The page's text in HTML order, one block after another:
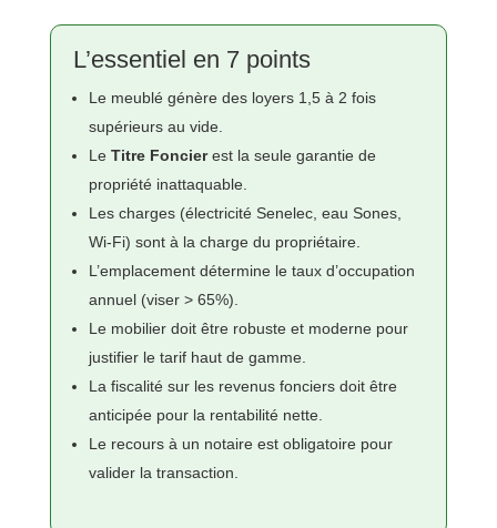
L’essentiel en 7 points
Le meublé génère des loyers 1,5 à 2 fois
supérieurs au vide.
Le Titre Foncierest la seule garantie de
propriété inattaquable.
Les charges (électricité Senelec, eau Sones,
Wi-Fi) sont à la charge du propriétaire.
L’emplacement détermine le taux d’occupation
annuel (viser > 65%).
Le mobilier doit être robuste et moderne pour
justifier le tarif haut de gamme.
La fiscalité sur les revenus fonciers doit être
anticipée pour la rentabilité nette.
Le recours à un notaire est obligatoire pour
valider la transaction.